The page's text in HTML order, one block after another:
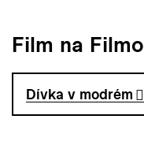
Film na
Dívka v modrém